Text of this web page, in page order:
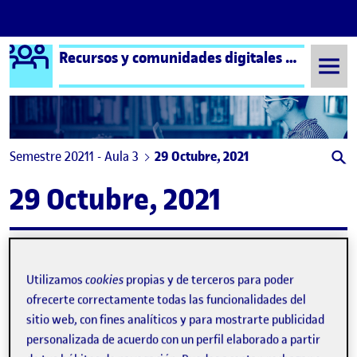
Saltar al contenido
Logo Ágora Recursos y comunidades digitales aula 3
Semestre 20211 - Aula 3 29 Octubre, 2021
29 Octubre, 2021
Visibilidad:
Pública-Fecha de publicación
29 Oct 202110 noviembre, 2021 12:18 pm
-comentarioen Tablero con temática de diseño
Utilizamoscookies propias y de terceros para poder
ofrecerte correctamente todas las funcionalidades del
sitio web, con fines analíticos y para mostrarte publicidad
personalizada de acuerdo con un perfil elaborado a partir